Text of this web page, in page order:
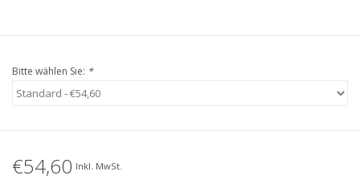
Bitte wählen Sie: *
€54,60 Inkl. MwSt.